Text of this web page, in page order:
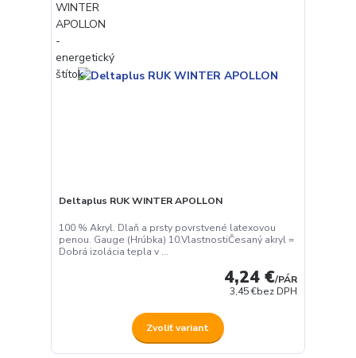
Deltaplus RUK WINTER APOLLON
100 % Akryl. Dlaň a prsty povrstvené latexovou
penou. Gauge (Hrúbka) 10.VlastnostiČesaný akryl =
Dobrá izolácia tepla v ...
4,24 €/PÁR
3,45 €bez DPH
Zvoliť variant